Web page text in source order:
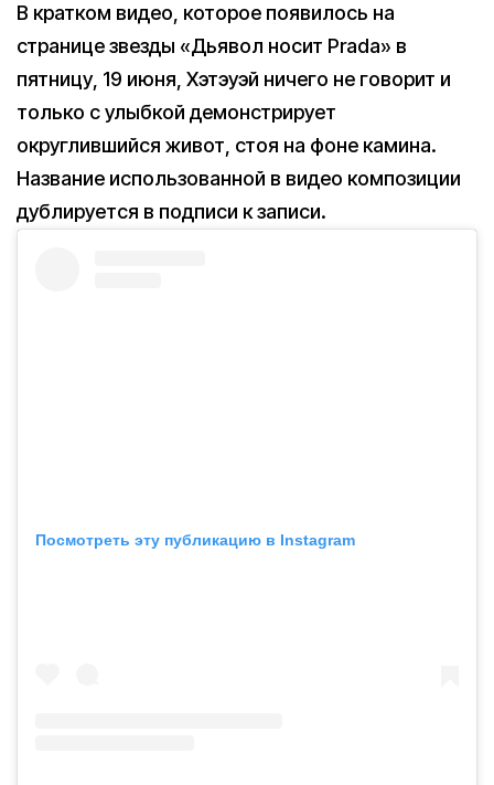
В кратком видео, которое появилось на
странице звезды «Дьявол носит Prada» в
пятницу, 19 июня, Хэтэуэй ничего не говорит и
только с улыбкой демонстрирует
округлившийся живот, стоя на фоне камина.
Название использованной в видео композиции
дублируется в подписи к записи.
Посмотреть эту публикацию в Instagram